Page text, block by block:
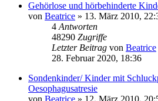
Gehörlose und hörbehinderte
von Beatrice » 13. März 2010,
4 Antworten
48290 Zugriffe
Letzter Beitrag von Beatrice
28. Februar 2020, 18:36
Sondenkinder/ Kinder mit
Oesophagusatresie
von Beatrice » 12. März 2010,